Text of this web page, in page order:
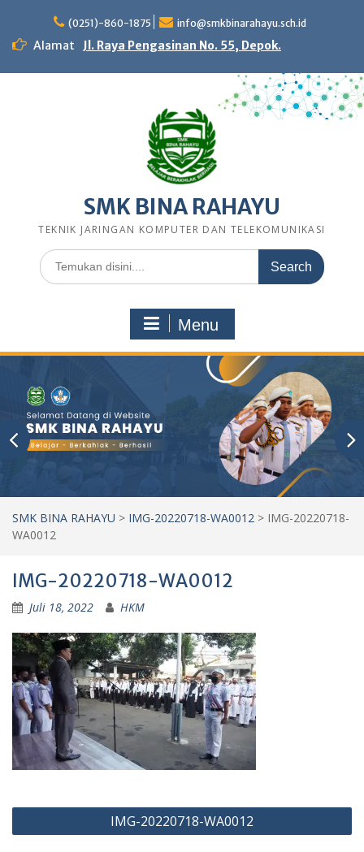
content
(0251)-860-1875 info@smkbinarahayu.sch.id
Alamat Jl. Raya Pengasinan No. 55, Depok.
SMK BINA RAHAYU
TEKNIK JARINGAN KOMPUTER DAN TELEKOMUNIKASI
Search
for:
Menu
SMK BINA RAHAYU > IMG-20220718-WA0012 > IMG-20220718-
WA0012
IMG-20220718-WA0012
Juli 18, 2022 HKM
Navigasi
pos
IMG-20220718-WA0012